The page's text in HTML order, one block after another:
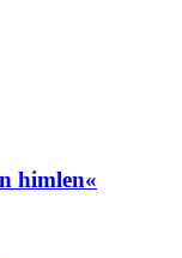
himlen«